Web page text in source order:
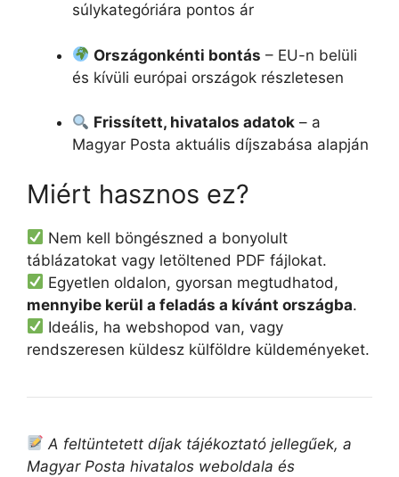
súlykategóriára pontos ár
Országonkénti bontás – EU-n belüli
és kívüli európai országok részletesen
Frissített, hivatalos adatok – a
Magyar Posta aktuális díjszabása alapján
Miért hasznos ez?
Nem kell böngészned a bonyolult
táblázatokat vagy letöltened PDF fájlokat.
Egyetlen oldalon, gyorsan megtudhatod,
mennyibe kerül a feladás a kívánt országba.
Ideális, ha webshopod van, vagy
rendszeresen küldesz külföldre küldeményeket.
A feltüntetett díjak tájékoztató jellegűek, a
Magyar Posta hivatalos weboldala és